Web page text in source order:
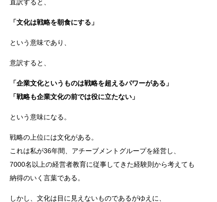
直訳すると、
「文化は戦略を朝食にする」
という意味であり、
意訳すると、
「企業文化というものは戦略を超えるパワーがある」
「戦略も企業文化の前では役に立たない」
という意味になる。
戦略の上位には文化がある。
これは私が36年間、アチーブメントグループを経営し、
7000名以上の経営者教育に従事してきた経験則から考えても
納得のいく言葉である。
しかし、文化は目に見えないものであるがゆえに、